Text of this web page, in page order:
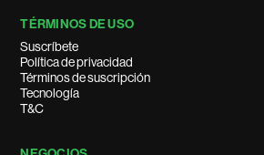
TÉRMINOS DE USO
Suscríbete
Política de privacidad
Términos de suscripción
Tecnología
T&C